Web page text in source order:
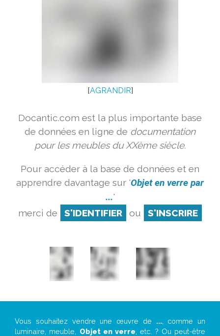
[AGRANDIR]
Docantic.com est la plus importante base
de données en ligne de documentation
pour les meubles du XXème siècle.
Pour accéder à la base de données et en
apprendre davantage sur 'Objet en verre par
...'
merci de
S'IDENTIFIER ou S'INSCRIRE
Vous souhaitez vendre une œuvre de ..., comme un
luminaire, meuble, Objet en verre , etc. ? Ou peut-être